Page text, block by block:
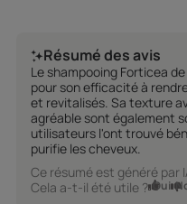
Résumé des avis
Le shampooing Forticea
pour son efficacité à
et revitalisés. Sa texture
agréable sont également
utilisateurs l'ont trouvé
purifie les cheveux.
Ce résumé est généré par
Cela a-t-il été utile ? Oui